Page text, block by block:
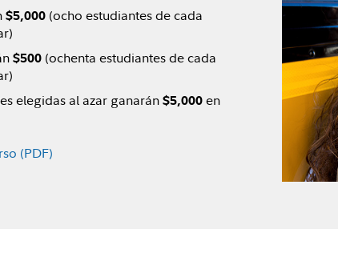
$5,000 (ocho estudiantes de cada
$500 (ochenta estudiantes de cada
elegidas al azar ganarán $5,000 en
(PDF)